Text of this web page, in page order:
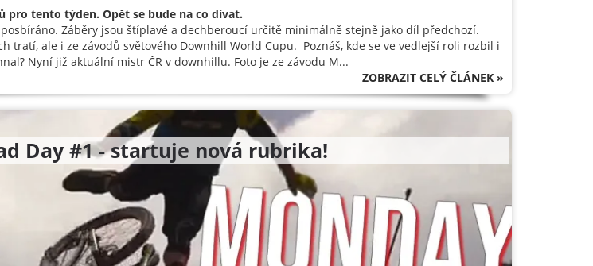
pro tento týden. Opět se bude na co dívat.
Záběry jsou štíplavé a dechberoucí určitě minimálně stejně jako díl předchozí.
tratí, ale i ze závodů světového Downhill World Cupu. Poznáš, kde se ve vedlejší roli rozbil i
Nyní již aktuální mistr ČR v downhillu. Foto je ze závodu M...
ZOBRAZIT CELÝ ČLÁNEK »
Day #1 - startuje nová rubrika!